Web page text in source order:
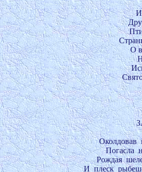
И
О
	ЗАКАТ,  (ФЕАНО)
Околдовав
Погасла
Рождая
И  плеск